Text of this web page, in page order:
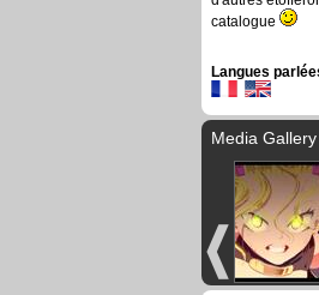
catalogue
Langues
Media Gallery